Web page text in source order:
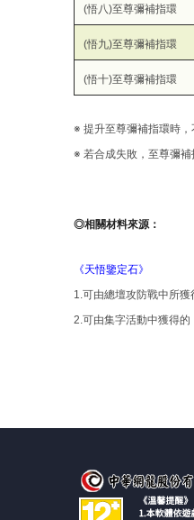
(悟八)至尊彌補指環
(悟九)至尊彌補指環
(悟十)至尊彌補指環
※ 提升至尊彌補指環時，
※ 若合成失敗，至尊彌補
◎相關材料來源：
《天悟鑒定石》
1.可由總壇攻防戰中所獲
2.可由集字活動中獲得的